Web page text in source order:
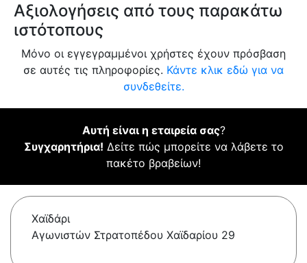
Αξιολογήσεις από τους παρακάτω
ιστότοπους
Μόνο οι εγγεγραμμένοι χρήστες έχουν πρόσβαση
σε αυτές τις πληροφορίες. Κάντε κλικ εδώ για να
συνδεθείτε.
Αυτή είναι η εταιρεία σας?
Συγχαρητήρια! Δείτε πώς μπορείτε να λάβετε το
πακέτο βραβείων!
Χαϊδάρι
Αγωνιστών Στρατοπέδου Χαϊδαρίου 29